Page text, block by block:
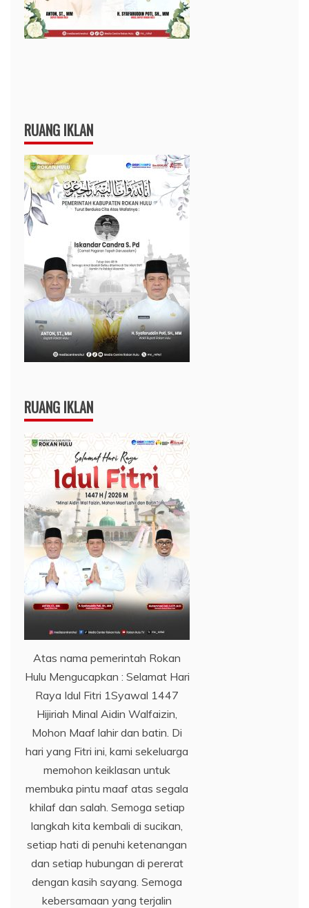
RUANG IKLAN
RUANG IKLAN
Atas nama pemerintah Rokan
Hulu Mengucapkan : Selamat Hari
Raya Idul Fitri 1Syawal 1447
Hijiriah Minal Aidin Walfaizin,
Mohon Maaf lahir dan batin. Di
hari yang Fitri ini, kami sekeluarga
memohon keiklasan untuk
membuka pintu maaf atas segala
khilaf dan salah. Semoga setiap
langkah kita kembali di sucikan,
setiap hati di penuhi ketenangan
dan setiap hubungan di pererat
dengan kasih sayang. Semoga
kebersamaan yang terjalin